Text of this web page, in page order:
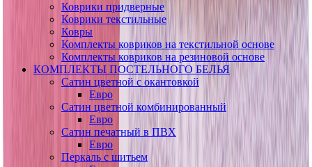
Коврики придверные
Коврики текстильные
Ковры
Комплекты ковриков на текстильной основе
Комплекты ковриков на резиновой основе
КОМПЛЕКТЫ ПОСТЕЛЬНОГО БЕЛЬЯ
Сатин цветной с окантовкой
Евро
Сатин цветной комбинированный
Евро
Сатин печатный в ПВХ
Евро
Перкаль с шитьем